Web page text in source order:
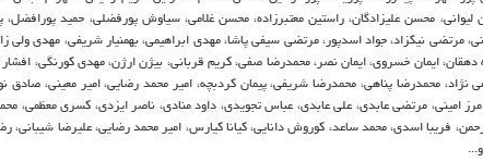
محسن علیزادگان، راستین معتبرزاده، محسن غلامی، سیاوش پورفضلی، حمید پورافضل،
مرتضی نیكزاد، جواد اسدپور، مرتضی سیفی پاشا، مهدی ابراهیمی، بهمنیار شریفی، مهدی ولی
ایمان خسروی، ایمان نصر، محمدرضا صفی، كریم قربانی، بیژن ارژن، مهدی كورنگی، افشار
نژاد، محمدرضا پناهی، محمدرضا شریفی، پیمان كردبچه، امیر محمد رضایی، امیر معینی،
امینی، مرتضی عابدی، علی عابدی، عباس تجویدی، داود منادی، ناصر ایزدی، كسری معظمی،
فریبا اسدی، محمد ساعد، كوروش دانایی، كیانا كیارس، امیر محمد رضایی، علیرضا